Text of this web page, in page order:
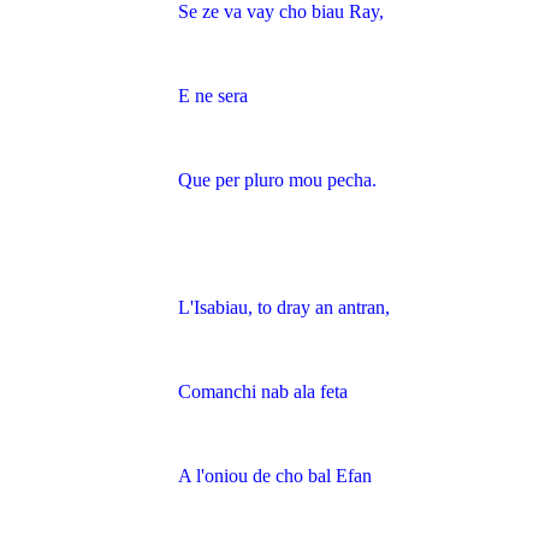
Se ze va vay cho biau Ray,
E ne sera
Que per pluro mou pecha.
L'Isabiau, to dray an antran,
Comanchi nab ala feta
A l'oniou de cho bal Efan